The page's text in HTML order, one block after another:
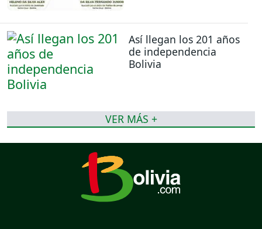
Así llegan los 201 años
de independencia
Bolivia
VER MÁS +